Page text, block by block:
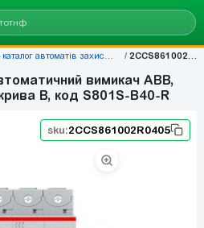
захисту | Chastotnik.ua 2CCS861002R0405
вимикач ABB,
B, код S801S-B40-R
sku:2CCS861002R0405